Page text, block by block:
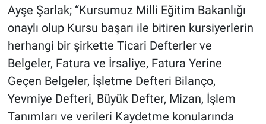
Ayşe Şarlak; “Kursumuz Milli Eğitim Bakanlığı
onaylı olup Kursu başarı ile bitiren kursiyerlerin
herhangi bir şirkette Ticari Defterler ve
Belgeler, Fatura ve İrsaliye, Fatura Yerine
Geçen Belgeler, İşletme Defteri Bilanço,
Yevmiye Defteri, Büyük Defter, Mizan, İşlem
Tanımları ve verileri Kaydetme konularında